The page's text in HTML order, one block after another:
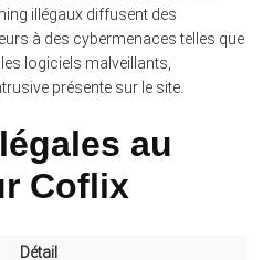
illégaux diffusent des
à des cybermenaces telles que
logiciels malveillants,
présente sur le site.
au
Coflix
Détail